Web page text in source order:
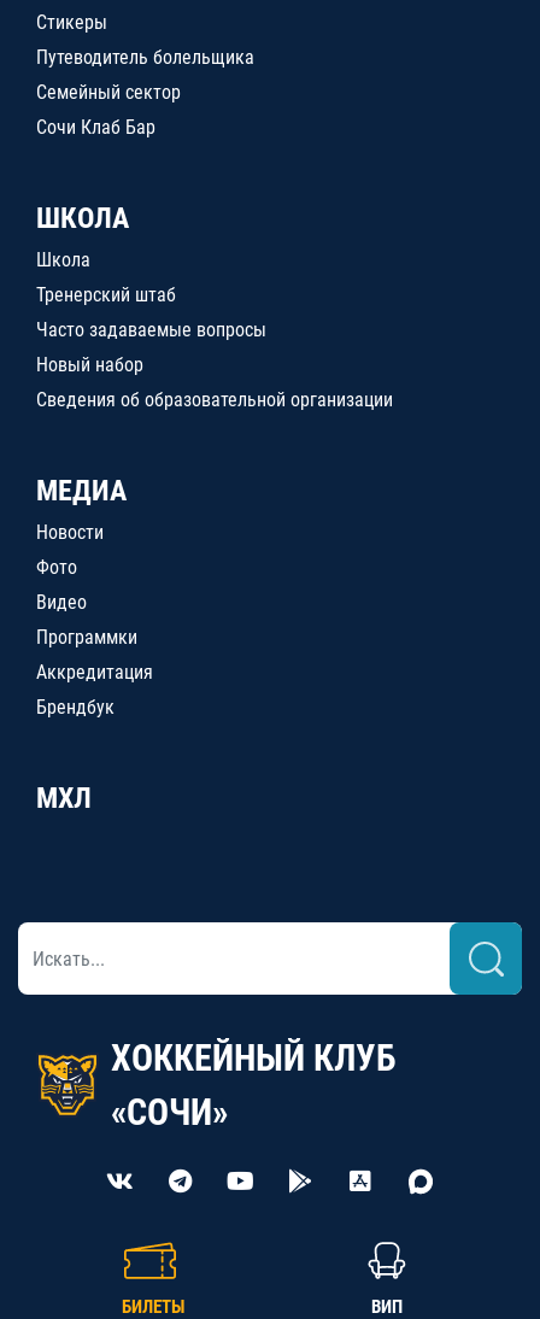
Стикеры
Путеводитель болельщика
Семейный сектор
Сочи Клаб Бар
ШКОЛА
Школа
Тренерский штаб
Часто задаваемые вопросы
Новый набор
Сведения об образовательной организации
МЕДИА
Новости
Фото
Видео
Программки
Аккредитация
Брендбук
МХЛ
ХОККЕЙНЫЙ КЛУБ
«СОЧИ»
БИЛЕТЫ ВИП